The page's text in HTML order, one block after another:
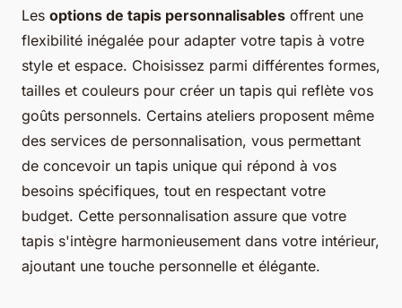
Les options de tapis personnalisables offrent une
flexibilité inégalée pour adapter votre tapis à votre
style et espace. Choisissez parmi différentes formes,
tailles et couleurs pour créer un tapis qui reflète vos
goûts personnels. Certains ateliers proposent même
des services de personnalisation, vous permettant
de concevoir un tapis unique qui répond à vos
besoins spécifiques, tout en respectant votre
budget. Cette personnalisation assure que votre
tapis s'intègre harmonieusement dans votre intérieur,
ajoutant une touche personnelle et élégante.